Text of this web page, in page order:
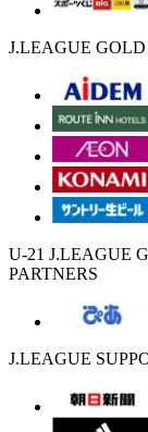
J.LEAGUE GOLD
U-21 J.LEAGUE
PARTNERS
J.LEAGUE